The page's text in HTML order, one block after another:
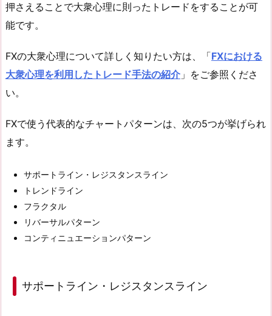
押さえることで大衆心理に則ったトレードをすることが可
能です。
FXの大衆心理について詳しく知りたい方は、「FXにおける
大衆心理を利用したトレード手法の紹介 」をご参照くださ
い。
FXで使う代表的なチャートパターンは、次の5つが挙げられ
ます。
サポートライン・レジスタンスライン
トレンドライン
フラクタル
リバーサルパターン
コンティニュエーションパターン
サポートライン・レジスタンスライン